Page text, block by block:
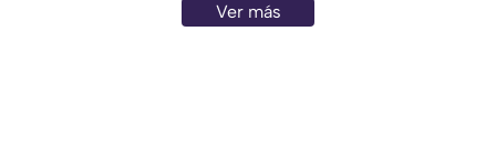
Ver más